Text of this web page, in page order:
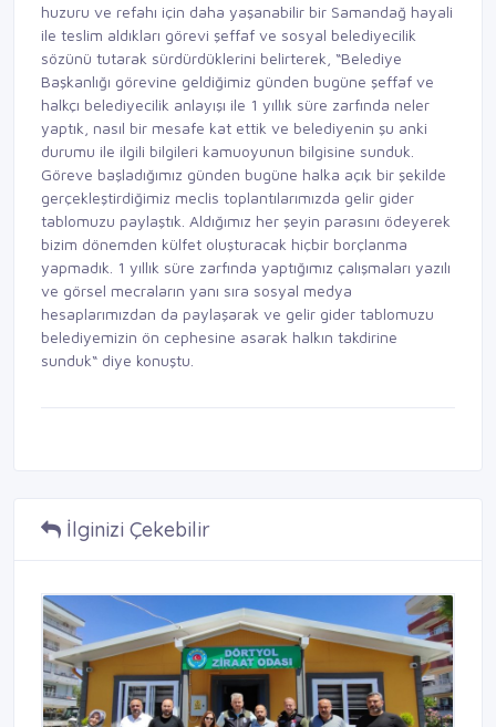
huzuru ve refahı için daha yaşanabilir bir Samandağ hayali
ile teslim aldıkları görevi şeffaf ve sosyal belediyecilik
sözünü tutarak sürdürdüklerini belirterek, “Belediye
Başkanlığı görevine geldiğimiz günden bugüne şeffaf ve
halkçı belediyecilik anlayışı ile 1 yıllık süre zarfında neler
yaptık, nasıl bir mesafe kat ettik ve belediyenin şu anki
durumu ile ilgili bilgileri kamuoyunun bilgisine sunduk.
Göreve başladığımız günden bugüne halka açık bir şekilde
gerçekleştirdiğimiz meclis toplantılarımızda gelir gider
tablomuzu paylaştık. Aldığımız her şeyin parasını ödeyerek
bizim dönemden külfet oluşturacak hiçbir borçlanma
yapmadık. 1 yıllık süre zarfında yaptığımız çalışmaları yazılı
ve görsel mecraların yanı sıra sosyal medya
hesaplarımızdan da paylaşarak ve gelir gider tablomuzu
belediyemizin ön cephesine asarak halkın takdirine
sunduk“ diye konuştu.
İlginizi Çekebilir